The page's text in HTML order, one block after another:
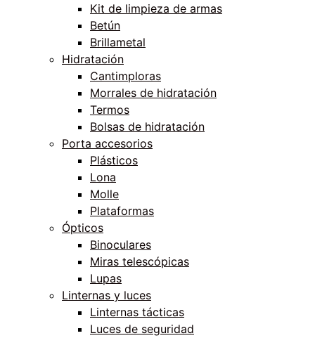
Kit de limpieza de armas
Betún
Brillametal
Hidratación
Cantimploras
Morrales de hidratación
Termos
Bolsas de hidratación
Porta accesorios
Plásticos
Lona
Molle
Plataformas
Ópticos
Binoculares
Miras telescópicas
Lupas
Linternas y luces
Linternas tácticas
Luces de seguridad